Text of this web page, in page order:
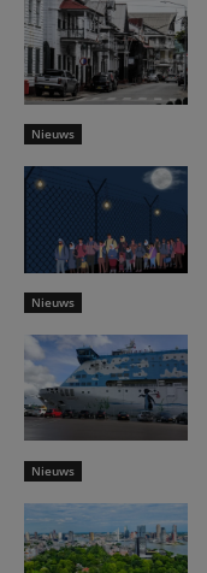
Nieuws
Nieuws
Nieuws